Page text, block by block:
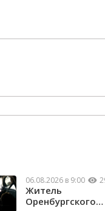
06.08.2026 в 9:00
Житель
Оренбургского